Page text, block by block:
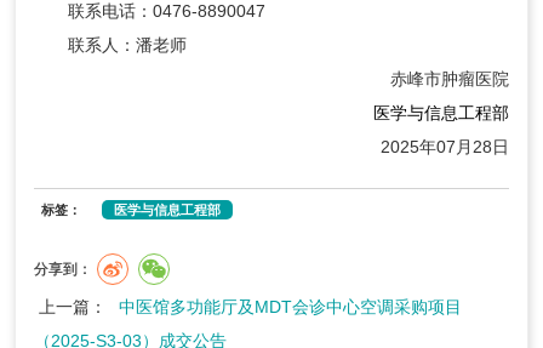
联系电话：0476-8890047
联系人：潘老师
赤峰市肿瘤医院
医学与信息工程部
2025年07月28日
标签： 医学与信息工程部
分享到：
上一篇：
中医馆多功能厅及MDT会诊中心空调采购项目
（2025-S3-03）成交公告